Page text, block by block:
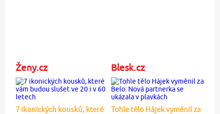
Ženy.cz
7 ikonických kousků, které
Blesk.cz
Tohle tělo Hájek vyměnil za